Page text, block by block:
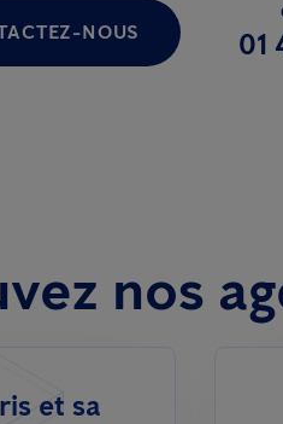
NOUS 01
nos
et sa